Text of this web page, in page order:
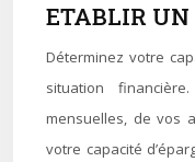
ETABLIR UN
Déterminez votre
situation
mensuelles, de vos
votre capacité